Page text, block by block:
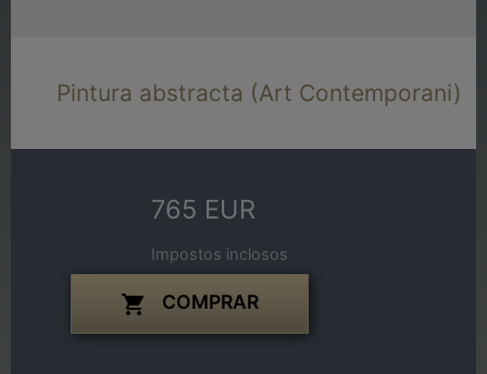
Pintura abstracta (Art Contemporani)
765 EUR
Impostos inclosos
 COMPRAR